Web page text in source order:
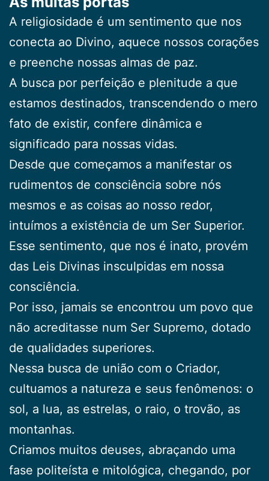
A religiosidade é um sentimento que nos
conecta ao Divino, aquece nossos corações
e preenche nossas almas de paz.
A busca por perfeição e plenitude a que
estamos destinados, transcendendo o mero
fato de existir, confere dinâmica e
significado para nossas vidas.
Desde que começamos a manifestar os
rudimentos de consciência sobre nós
mesmos e as coisas ao nosso redor,
intuímos a existência de um Ser Superior.
Esse sentimento, que nos é inato, provém
das Leis Divinas insculpidas em nossa
consciência.
Por isso, jamais se encontrou um povo que
não acreditasse num Ser Supremo, dotado
de qualidades superiores.
Nessa busca de união com o Criador,
cultuamos a natureza e seus fenômenos: o
sol, a lua, as estrelas, o raio, o trovão, as
montanhas.
Criamos muitos deuses, abraçando uma
fase politeísta e mitológica, chegando, por